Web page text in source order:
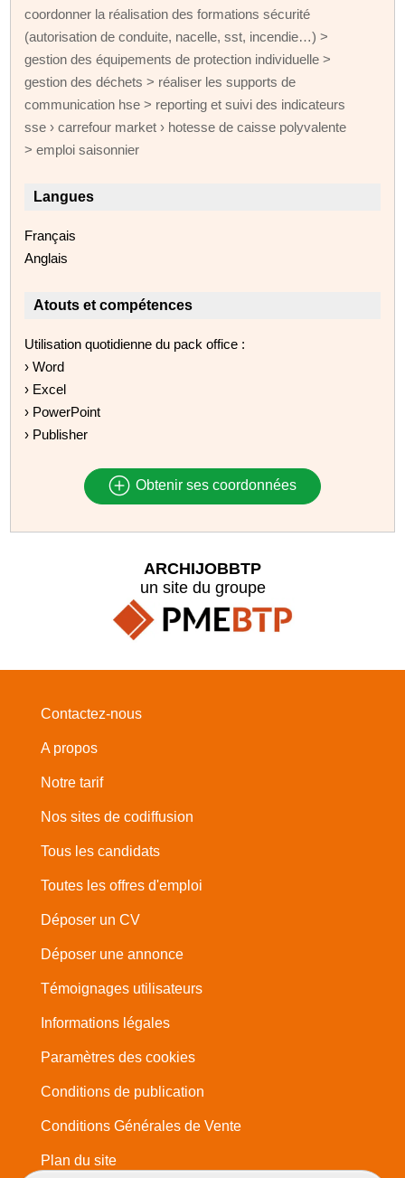
coordonner la réalisation des formations sécurité
(autorisation de conduite, nacelle, sst, incendie…) >
gestion des équipements de protection individuelle >
gestion des déchets > réaliser les supports de
communication hse > reporting et suivi des indicateurs
sse › carrefour market › hotesse de caisse polyvalente
> emploi saisonnier
Langues
Français
Anglais
Atouts et compétences
Utilisation quotidienne du pack office :
› Word
› Excel
› PowerPoint
› Publisher
Obtenir ses coordonnées
ARCHIJOBBTP
un site du groupe
Contactez-nous
A propos
Notre tarif
Nos sites de codiffusion
Tous les candidats
Toutes les offres d'emploi
Déposer un CV
Déposer une annonce
Témoignages utilisateurs
Informations légales
Paramètres des cookies
Conditions de publication
Conditions Générales de Vente
Plan du site